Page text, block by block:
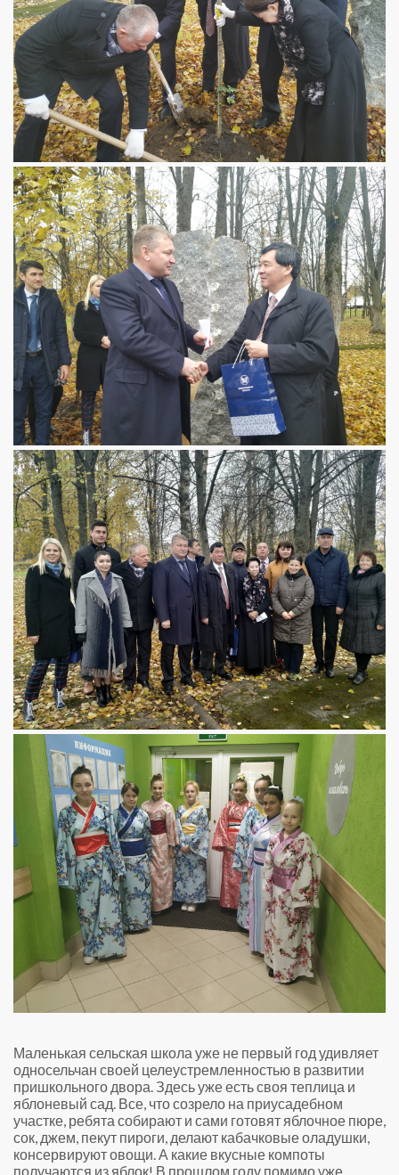
Маленькая сельская школа уже не первый год удивляет
односельчан своей целеустремленностью в развитии
пришкольного двора. Здесь уже есть своя теплица и
яблоневый сад. Все, что созрело на приусадебном
участке, ребята собирают и сами готовят яблочное пюре,
сок, джем, пекут пироги, делают кабачковые оладушки,
консервируют овощи. А какие вкусные компоты
получаются из яблок! В прошлом году помимо уже